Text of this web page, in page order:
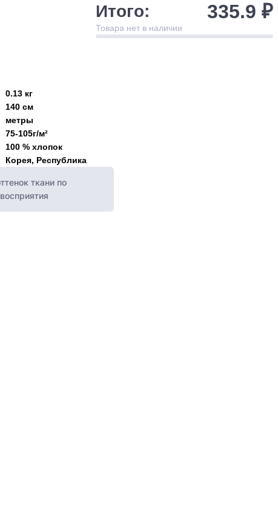
0.13 кг
140 см
метры
75-105г/м²
100 % хлопок
Корея, Республика
ткани по
Итого: 335.9 ₽
Товара нет в наличии